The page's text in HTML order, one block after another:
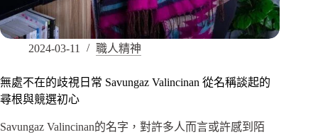
2024-03-11 職人精神
無處不在的歧視日常 Savungaz Valincinan 從名稱談起的
尋根與競選初心
Savungaz Valincinan的名字，對許多人而言或許感到陌